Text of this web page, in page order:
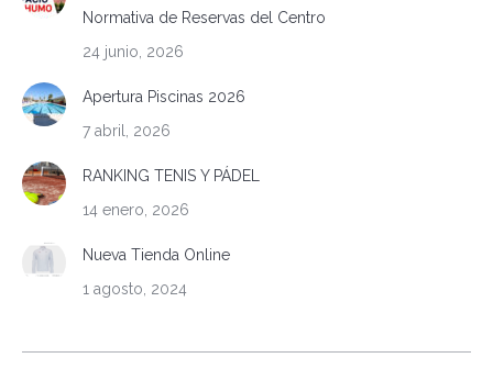
Normativa de Reservas del Centro
24 junio, 2026
Apertura Piscinas 2026
7 abril, 2026
RANKING TENIS Y PÁDEL
14 enero, 2026
Nueva Tienda Online
1 agosto, 2024